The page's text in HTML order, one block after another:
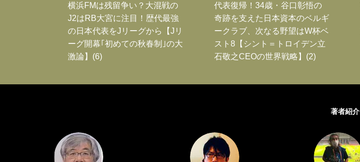
横浜FMは残留争い？大混戦の
J2はRB大宮に注目！歴代最強
の日本代表をJリーグから【Jリ
ーグ開幕｢初めての秋春制｣の大
激論】(6)
代表復帰！34歳・谷口彰悟の
奇跡を支えた日本資本のベルギ
ークラブ、次なる野望はW杯ベ
スト8【シント＝トロイデン立
石敬之CEOの世界戦略】(2)
著者紹介